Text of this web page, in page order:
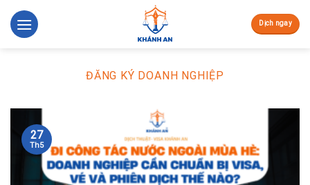
Skip
to
Dịch ngay
ĐĂNG KÝ DOANH NGHIỆP
27
Th5